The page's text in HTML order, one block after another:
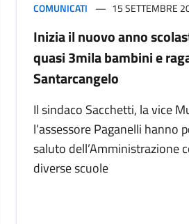
COMUNICATI 15 SETTEMBRE
Inizia il nuovo anno
quasi 3mila bambini e
Santarcangelo
Il sindaco Sacchetti, la vice
l’assessore Paganelli hanno
saluto dell’Amministrazione
diverse scuole